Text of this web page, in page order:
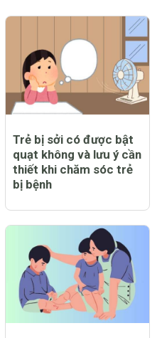
Trẻ bị sởi có được bật
quạt không và lưu ý cần
thiết khi chăm sóc trẻ
bị bệnh